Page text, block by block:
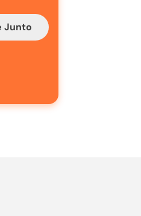
Junto